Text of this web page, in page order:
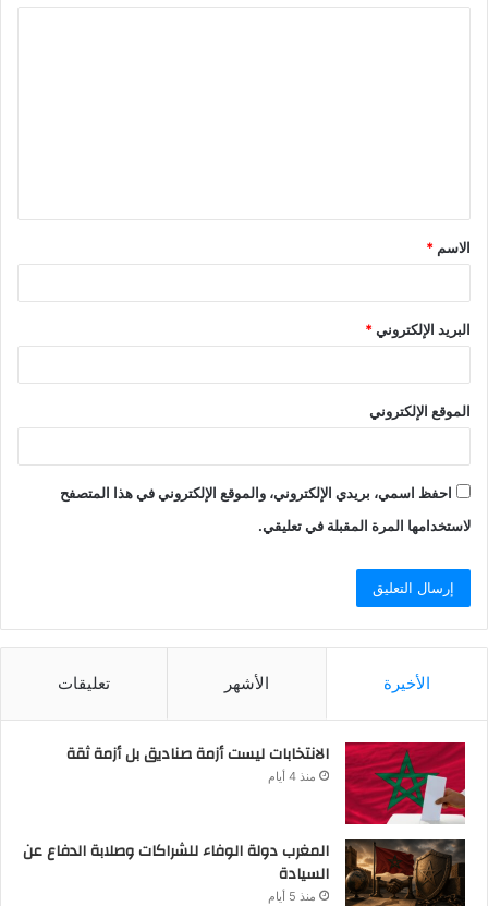
الاسم *
البريد الإلكتروني*
الموقع الإلكتروني
احفظ اسمي، بريدي الإلكتروني، والموقع الإلكتروني في هذا المتصفح
لاستخدامها المرة المقبلة في تعليقي.
الأخيرة الأشهر تعليقات
الانتخابات ليست أزمة صناديق بل أزمة ثقة
منذ 4 أيام
المغرب دولة الوفاء للشراكات وصلابة الدفاع عن
السيادة
منذ 5 أيام